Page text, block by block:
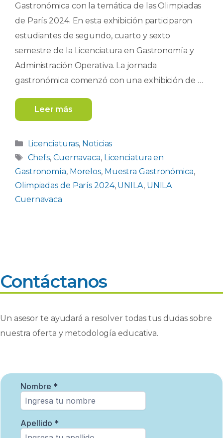
Gastronómica con la temática de las Olimpiadas
de París 2024. En esta exhibición participaron
estudiantes de segundo, cuarto y sexto
semestre de la Licenciatura en Gastronomía y
Administración Operativa. La jornada
gastronómica comenzó con una exhibición de …
Leer más
Categorías
Licenciaturas, Noticias
Etiquetas
Chefs, Cuernavaca, Licenciatura en
Gastronomía, Morelos, Muestra Gastronómica,
Olimpiadas de París 2024, UNILA, UNILA
Cuernavaca
Contáctanos
Un asesor te ayudará a resolver todas tus dudas sobre
nuestra oferta y metodología educativa.